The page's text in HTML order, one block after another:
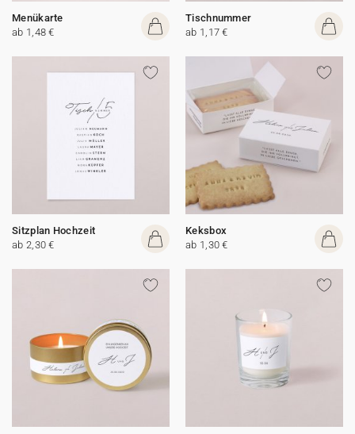
Menükarte
ab 1,48 €
Tischnummer
ab 1,17 €
Sitzplan Hochzeit
ab 2,30 €
Keksbox
ab 1,30 €